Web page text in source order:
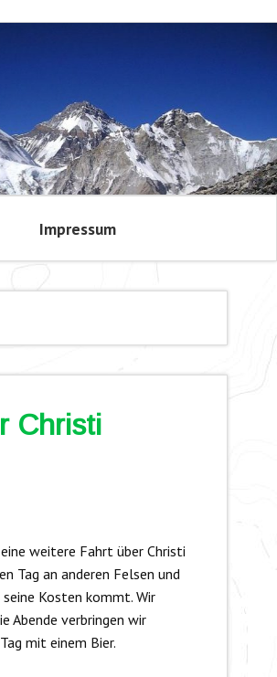
Impressum
Christi
weitere Fahrt über Christi
Tag an anderen Felsen und
Kosten kommt. Wir
Abende verbringen wir
mit einem Bier.